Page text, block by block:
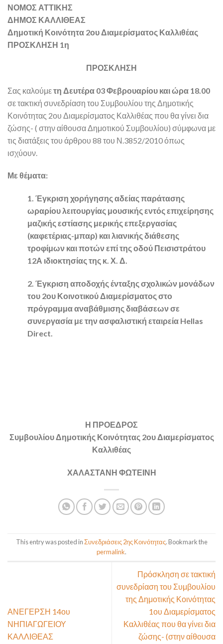
ΝΟΜΟΣ ΑΤΤΙΚΗΣ
ΔΗΜΟΣ ΚΑΛΛΙΘΕΑΣ
Δημοτική Κοινότητα 2ου Διαμερίσματος Καλλιθέας
ΠΡΟΣΚΛΗΣΗ 1η
ΠΡΟΣΚΛΗΣΗ
Σας καλούμετη Δευτέρα 03 Φεβρουαρίου και ώρα 18.00
σε τακτική συνεδρίαση του Συμβουλίου της Δημοτικής
Κοινότητας 2ου Διαμερίσματος Καλλιθέας που θα γίνει δια
ζώσης- ( στην αίθουσα Δημοτικού Συμβουλίου) σύμφωνα με
τις διατάξεις του άρθρου 88 του Ν.3852/2010 όπως
ισχύουν.
Με θέματα:
1. Έγκριση χορήγησης αδείας παράτασης
ωραρίου λειτουργίας μουσικής εντός επιχείρησης
μαζικής εστίασης μερικής επεξεργασίας
(καφετέριας-μπαρ) και λιανικής διάθεσης
τροφίμων και ποτών επί της οδού Πεισιστράτου
12Α ιδιοκτησίας της κ. Χ. Δ.
2. Έγκριση αποδοχής ένταξης σχολικών μονάδων
του 2ου Κοινοτικού Διαμερίσματος στο
πρόγραμμα αναβάθμισης διαβάσεων σε
συνεργασία με την ασφαλιστική εταιρεία Hellas
Direct.
Η ΠΡΟΕΔΡΟΣ
Συμβουλίου Δημοτικής Κοινότητας 2ου Διαμερίσματος
Καλλιθέας
ΧΑΛΑΣΤΑΝΗ ΦΩΤΕΙΝΗ
This entry was posted inΣυνεδριάσεις 2ης Κοινότητας. Bookmark the
permalink.
ΑΝΕΓΕΡΣΗ 14ου
ΝΗΠΙΑΓΩΓΕΙΟΥ
ΚΑΛΛΙΘΕΑΣ
Πρόσκληση σε τακτική
συνεδρίαση του Συμβουλίου
της Δημοτικής Κοινότητας
1ου Διαμερίσματος
Καλλιθέας που θα γίνει δια
ζώσης- (στην αίθουσα